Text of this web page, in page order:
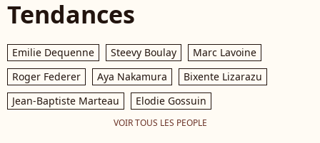
Tendances
Emilie Dequenne Steevy Boulay
Marc Lavoine
Roger Federer
Aya Nakamura
Bixente Lizarazu
Jean-Baptiste Marteau
Elodie Gossuin
VOIR TOUS LES PEOPLE